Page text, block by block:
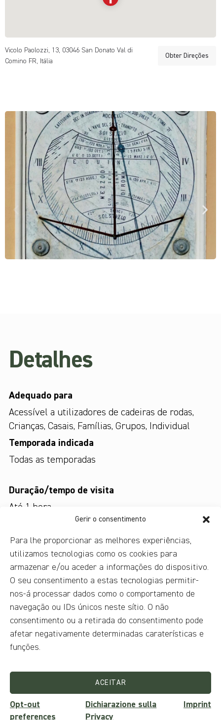
Gerir o consentimento
Para lhe proporcionar as melhores experiências,
utilizamos tecnologias como os cookies para
armazenar e/ou aceder a informações do dispositivo.
O seu consentimento a estas tecnologias permitir-
nos-á processar dados como o comportamento de
navegação ou IDs únicos neste sítio. O não
consentimento ou a retirada do consentimento pode
afetar negativamente determinadas caraterísticas e
funções.
ACEITAR
Opt-out
preferences
Dichiarazione sulla
Privacy
Imprint
Vicolo Paolozzi, 13, 03046 San Donato Val di
Comino FR, Itália
Obter Direções
Detalhes
Adequado para
Acessível a utilizadores de cadeiras de rodas,
Crianças, Casais, Famílias, Grupos, Individual
Temporada indicada
Todas as temporadas
Duração/tempo de visita
Até 1 hora
Esta atração faz parte de uma visita guiada,
Passeio em grupo pequeno,Passeio individual
Tour privado
Existem guias de áudio?
Sim, a pedido
Idiomas disponíveis
Inglês ,Italiano
Custo do ingresso
Não inclui ingresso